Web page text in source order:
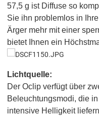
57,5 g ist Diffuse so
Sie ihn problemlos in
Ärger mehr mit einer
bietet Ihnen ein
Lichtquelle:
Der Oclip verfügt über
Beleuchtungsmodi, die
intensive Helligkeit